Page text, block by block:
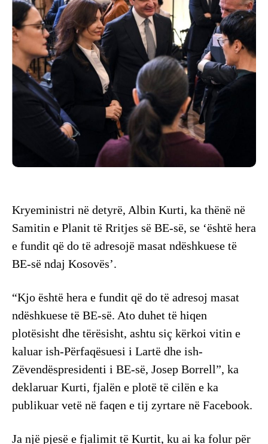
Kryeministri në detyrë, Albin Kurti, ka thënë në
Samitin e Planit të Rritjes së BE-së, se ‘është hera
e fundit që do të adresojë masat ndëshkuese të
BE-së ndaj Kosovës’.
“Kjo është hera e fundit që do të adresoj masat
ndëshkuese të BE-së. Ato duhet të hiqen
plotësisht dhe tërësisht, ashtu siç kërkoi vitin e
kaluar ish-Përfaqësuesi i Lartë dhe ish-
Zëvendëspresidenti i BE-së, Josep Borrell”, ka
deklaruar Kurti, fjalën e plotë të cilën e ka
publikuar vetë në faqen e tij zyrtare në Facebook.
Ja një pjesë e fjalimit të Kurtit, ku ai ka folur për